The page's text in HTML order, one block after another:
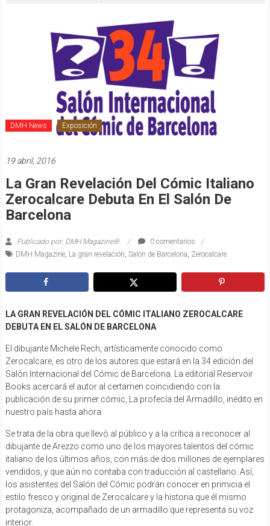
DMH News Exposición
19 abril, 2016
La Gran Revelación Del Cómic Italiano
Zerocalcare Debuta En El Salón De
Barcelona
Publicado por: DMH Magazine®
0 comentarios
DMH Magazine, La gran revelación, Salón de Barcelona, Zerocalcare
LA GRAN REVELACIÓN DEL CÓMIC ITALIANO ZEROCALCARE
DEBUTA EN EL SALÓN DE BARCELONA
El dibujante Michele Rech, artísticamente conocido como
Zerocalcare, es otro de los autores que estará en la 34 edición del
Salón Internacional del Cómic de Barcelona. La editorial Reservoir
Books acercará el autor al certamen coincidiendo con la
publicación de su primer cómic, La profecía del Armadillo, inédito en
nuestro país hasta ahora.
Se trata de la obra que llevó al público y a la crítica a reconocer al
dibujante de Arezzo como uno de los mayores talentos del cómic
italiano de los últimos años, con más de dos millones de ejemplares
vendidos, y que aún no contaba con traducción al castellano. Así,
los asistentes del Salón del Cómic podrán conocer en primicia el
estilo fresco y original de Zerocalcare y la historia que él mismo
protagoniza, acompañado de un armadillo que representa su voz
interior.